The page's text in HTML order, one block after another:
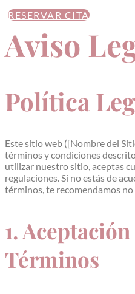
RESERVAR CITA
Aviso
Política
Este sitio web ([Nombre del
términos y condiciones
utilizar nuestro sitio, aceptas
regulaciones. Si no estás de
términos, te recomendamos
1.
Términos